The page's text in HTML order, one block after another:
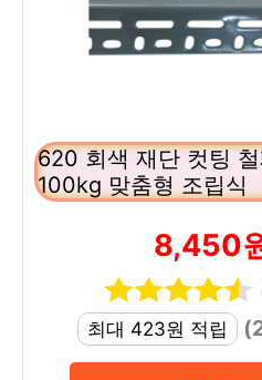
620 회색 재단 컷팅
100kg 맞춤형 조립식
8,450
최대 423원 적립